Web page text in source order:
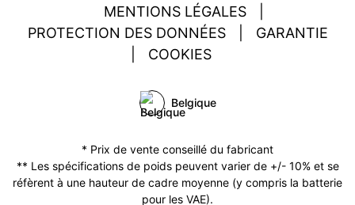
MENTIONS LÉGALES
PROTECTION DES DONNÉES
GARANTIE
COOKIES
Belgique
* Prix de vente conseillé du fabricant
** Les spécifications de poids peuvent varier de +/- 10% et se
réfèrent à une hauteur de cadre moyenne (y compris la batterie
pour les VAE).